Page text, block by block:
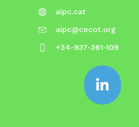
aipc.cat
aipc@cecot.org
+34-937-361-109